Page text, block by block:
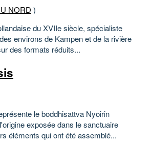
NORD )
du XVIIe siècle, spécialiste
environs de Kampen et de la rivière
des formats réduits...
le boddhisattva Nyoirin
exposée dans le sanctuaire
éléments qui ont été assemblé...